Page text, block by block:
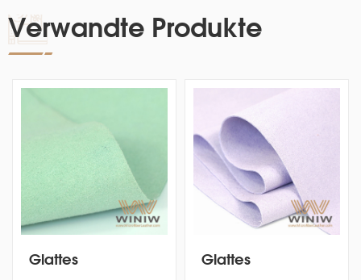
Verwandte Produkte
Glattes
Glattes